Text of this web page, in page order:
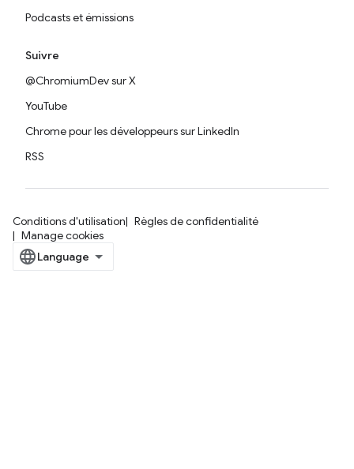
Podcasts et émissions
Suivre
@ChromiumDev sur X
YouTube
Chrome pour les développeurs sur LinkedIn
RSS
Conditions d'utilisation
Règles de confidentialité
Manage cookies